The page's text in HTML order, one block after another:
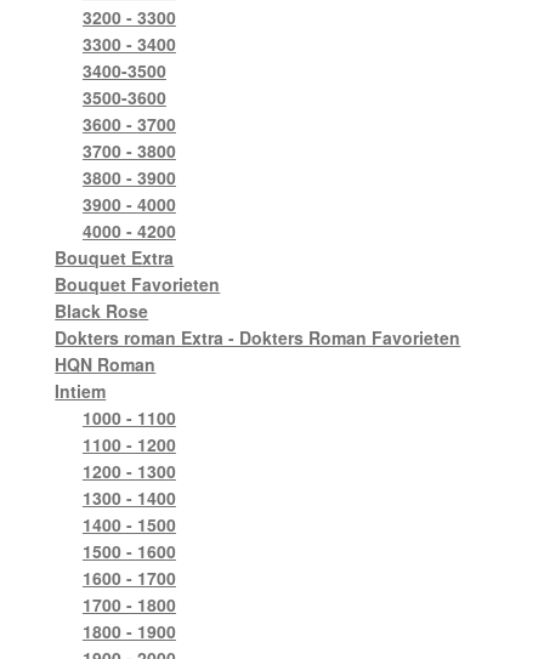
3200 - 3300
3300 - 3400
3400-3500
3500-3600
3600 - 3700
3700 - 3800
3800 - 3900
3900 - 4000
4000 - 4200
Bouquet Extra
Bouquet Favorieten
Black Rose
Dokters roman Extra - Dokters Roman Favorieten
HQN Roman
Intiem
1000 - 1100
1100 - 1200
1200 - 1300
1300 - 1400
1400 - 1500
1500 - 1600
1600 - 1700
1700 - 1800
1800 - 1900